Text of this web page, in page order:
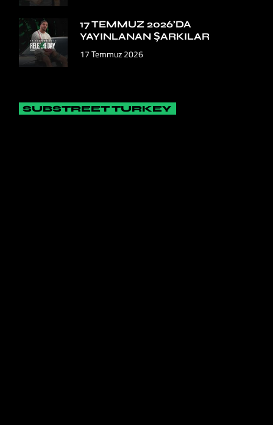
17 TEMMUZ 2026’DA
YAYINLANAN ŞARKILAR
17 Temmuz 2026
SUBSTREET TURKEY